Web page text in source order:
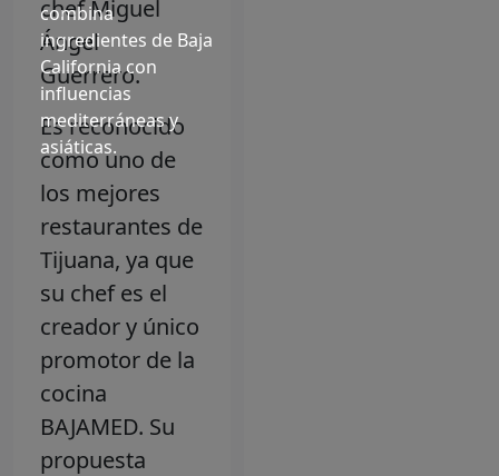
combina
ingredientes de Baja
California con
influencias
mediterráneas y
asiáticas.
chef Miguel
Ángel
Guerrero.
Es reconocido
como uno de
los mejores
restaurantes de
Tijuana, ya que
su chef es el
creador y único
promotor de la
cocina
BAJAMED. Su
propuesta